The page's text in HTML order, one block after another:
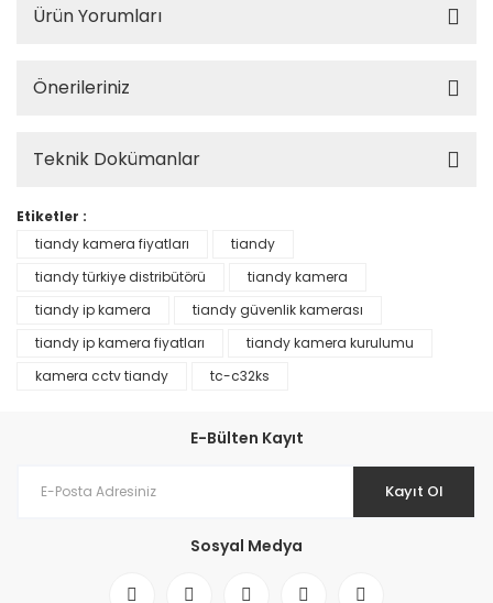
Ürün Yorumları
Önerileriniz
Teknik Dokümanlar
Etiketler :
tiandy kamera fiyatları
tiandy
tiandy türkiye distribütörü
tiandy kamera
tiandy ip kamera
tiandy güvenlik kamerası
tiandy ip kamera fiyatları
tiandy kamera kurulumu
kamera cctv tiandy
tc-c32ks
E-Bülten Kayıt
Kayıt Ol
Sosyal Medya